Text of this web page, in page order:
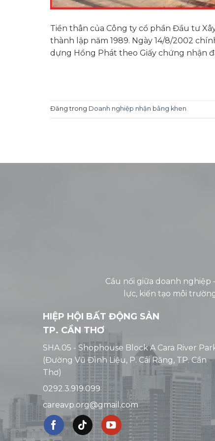
Tiền thân của Công ty cổ phần Đầu tư
thành lập năm 1989. Ngày 14/8/2002
dựng Hồng Phát theo Giấy chứng nhận
Đăng trong Doanh nghiệp nhận bằng khen
Cầu nối giữa doanh
lực, kiến tạo môi
HIỆP HỘI BẤT ĐỘNG SẢN
TP. CẦN THƠ
SHA.05 - Shophouse Block A Cara River
(Đường Vũ Đình Liệu, P. Cái Răng, TP. Cần
Thơ)
0292.3.919.099
careavp.org@gmail.com